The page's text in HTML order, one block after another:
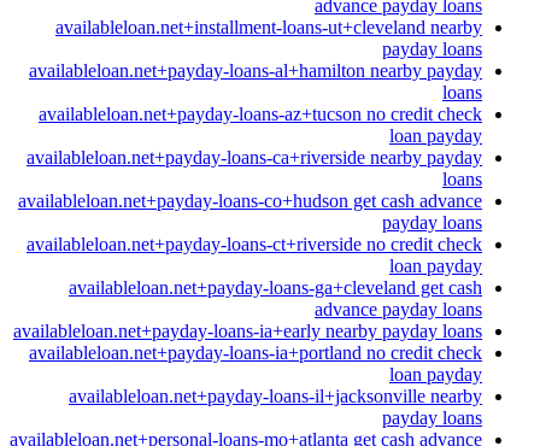
advance payday loans
availableloan.net+installment-loans-ut+cleveland nearby
payday loans
availableloan.net+payday-loans-al+hamilton nearby payday
loans
availableloan.net+payday-loans-az+tucson no credit check
loan payday
availableloan.net+payday-loans-ca+riverside nearby payday
loans
availableloan.net+payday-loans-co+hudson get cash advance
payday loans
availableloan.net+payday-loans-ct+riverside no credit check
loan payday
availableloan.net+payday-loans-ga+cleveland get cash
advance payday loans
availableloan.net+payday-loans-ia+early nearby payday loans
availableloan.net+payday-loans-ia+portland no credit check
loan payday
availableloan.net+payday-loans-il+jacksonville nearby
payday loans
availableloan.net+personal-loans-mo+atlanta get cash advance